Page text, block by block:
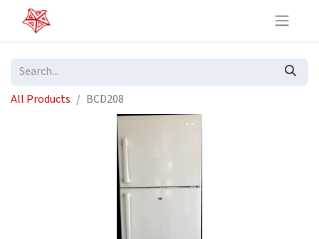
All Products BCD208